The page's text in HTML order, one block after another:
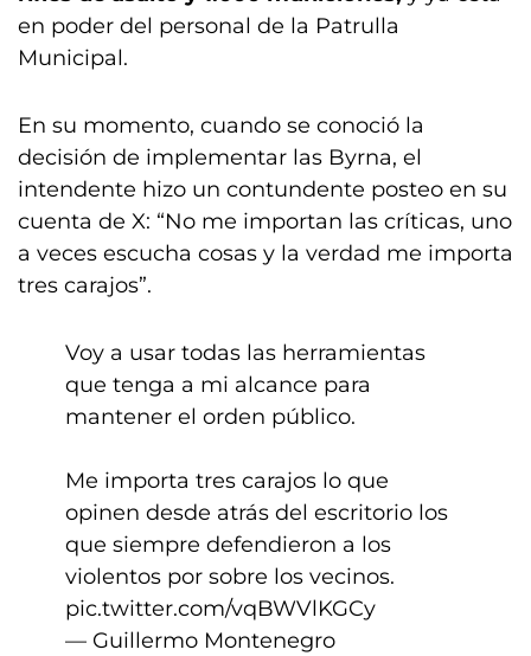
en poder del personal de la Patrulla
Municipal.
En su momento, cuando se conoció la
decisión de implementar las Byrna, el
intendente hizo un contundente posteo en su
cuenta de X: “No me importan las críticas, uno
a veces escucha cosas y la verdad me importa
tres carajos”.
Voy a usar todas las herramientas
que tenga a mi alcance para
mantener el orden público.
Me importa tres carajos lo que
opinen desde atrás del escritorio los
que siempre defendieron a los
violentos por sobre los vecinos.
pic.twitter.com/vqBWVlKGCy
— Guillermo Montenegro